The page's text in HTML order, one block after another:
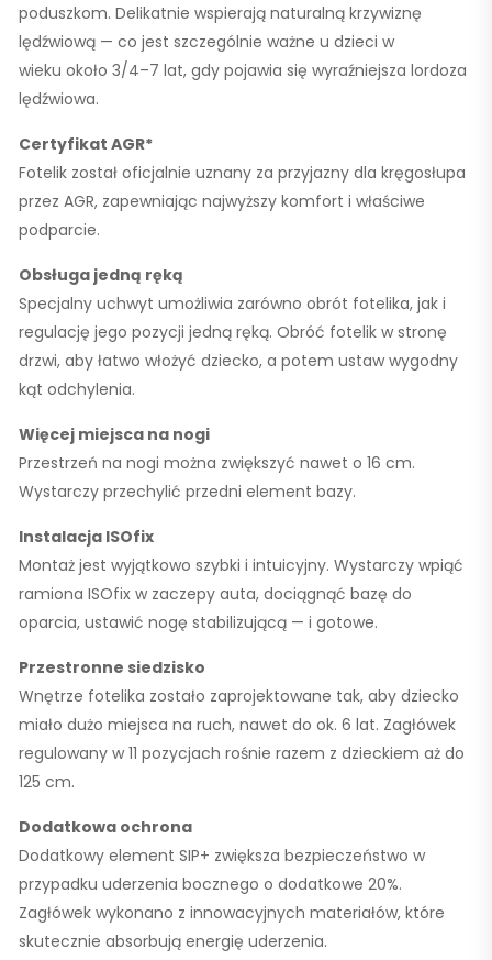
poduszkom. Delikatnie wspierają naturalną krzywiznę
lędźwiową — co jest szczególnie ważne u dzieci w
wieku około 3/4–7 lat, gdy pojawia się wyraźniejsza lordoza
lędźwiowa.
Certyfikat AGR*
Fotelik został oficjalnie uznany za przyjazny dla kręgosłupa
przez AGR, zapewniając najwyższy komfort i właściwe
podparcie.
Obsługa jedną ręką
Specjalny uchwyt umożliwia zarówno obrót fotelika, jak i
regulację jego pozycji jedną ręką. Obróć fotelik w stronę
drzwi, aby łatwo włożyć dziecko, a potem ustaw wygodny
kąt odchylenia.
Więcej miejsca na nogi
Przestrzeń na nogi można zwiększyć nawet o 16 cm.
Wystarczy przechylić przedni element bazy.
Instalacja ISOfix
Montaż jest wyjątkowo szybki i intuicyjny. Wystarczy wpiąć
ramiona ISOfix w zaczepy auta, dociągnąć bazę do
oparcia, ustawić nogę stabilizującą — i gotowe.
Przestronne siedzisko
Wnętrze fotelika zostało zaprojektowane tak, aby dziecko
miało dużo miejsca na ruch, nawet do ok. 6 lat. Zagłówek
regulowany w 11 pozycjach rośnie razem z dzieckiem aż do
125 cm.
Dodatkowa ochrona
Dodatkowy element SIP+ zwiększa bezpieczeństwo w
przypadku uderzenia bocznego o dodatkowe 20%.
Zagłówek wykonano z innowacyjnych materiałów, które
skutecznie absorbują energię uderzenia.